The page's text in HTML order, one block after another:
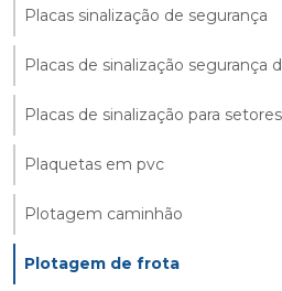
Placas sinalização de segurança
Placas de sinalização segurança
Placas de sinalização para
Plaquetas em pvc
Plotagem caminhão
Plotagem de frota